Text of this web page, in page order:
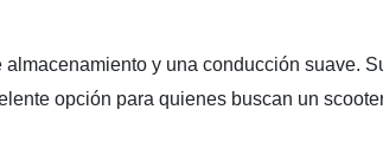
y una conducción suave.
opción para quienes buscan un